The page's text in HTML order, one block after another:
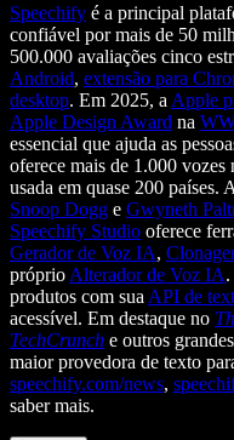
Speechify é a principal
confiável por mais de 50
500.000 avaliações cinco
Android, extensão para
desktop. Em 2025, a Apple
Apple Design Award na
essencial que ajuda as
oferece mais de 1.000 vozes
usada em quase 200 países.
Snoop Dogg e Gwyneth
Speechify Studio oferece
Gerador de Voz IA,
próprio Alterador de Voz IA
produtos com sua API de
acessível. Em destaque no
TechCrunch e outros
maior provedora de texto
speechify.com/news,
saber mais.